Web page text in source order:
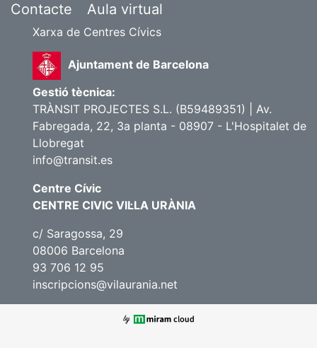
Contacte Aula virtual
Xarxa de Centres Cívics
Ajuntament de Barcelona
Gestió tècnica:
TRÀNSIT PROJECTES S.L. (B59489351) | Av.
Fabregada, 22, 3a planta - 08907 - L'Hospitalet de
Llobregat
info@transit.es
Centre Cívic
CENTRE CIVIC VIL·LA URÀNIA
c/ Saragossa, 29
08006 Barcelona
93 706 12 95
inscripcions@vilaurania.net